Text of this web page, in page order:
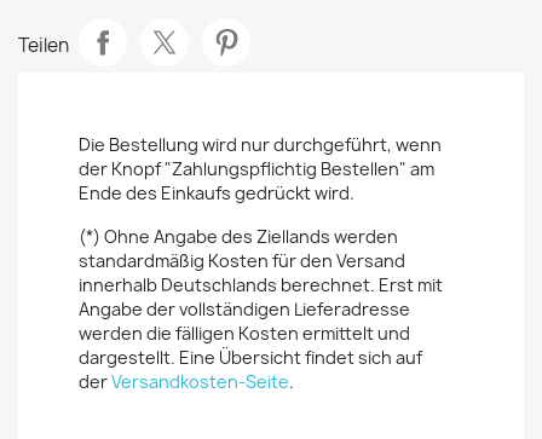
Teilen
Die Bestellung wird nur durchgeführt, wenn
der Knopf "Zahlungspflichtig Bestellen" am
Ende des Einkaufs gedrückt wird.
(*) Ohne Angabe des Ziellands werden
standardmäßig Kosten für den Versand
innerhalb Deutschlands berechnet. Erst mit
Angabe der vollständigen Lieferadresse
werden die fälligen Kosten ermittelt und
dargestellt. Eine Übersicht findet sich auf
derVersandkosten-Seite.